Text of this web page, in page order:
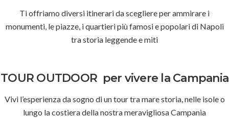
Ti offriamo diversi itinerari da scegliere per ammirare i
monumenti, le piazze, i quartieri più famosi e popolari di Napoli
tra storia leggende e miti
TOUR OUTDOOR per vivere la Campania
Vivi l’esperienza da sogno di un tour tra mare storia, nelle isole o
lungo la costiera della nostra meravigliosa Campania